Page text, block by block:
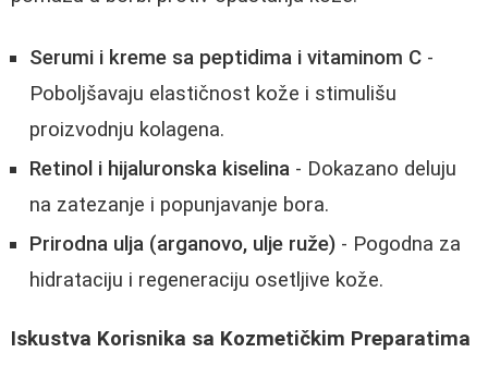
Serumi i kreme sa peptidima i vitaminom C -
Poboljšavaju elastičnost kože i stimulišu
proizvodnju kolagena.
Retinol i hijaluronska kiselina - Dokazano deluju
na zatezanje i popunjavanje bora.
Prirodna ulja (arganovo, ulje ruže) - Pogodna za
hidrataciju i regeneraciju osetljive kože.
Iskustva Korisnika sa Kozmetičkim Preparatima